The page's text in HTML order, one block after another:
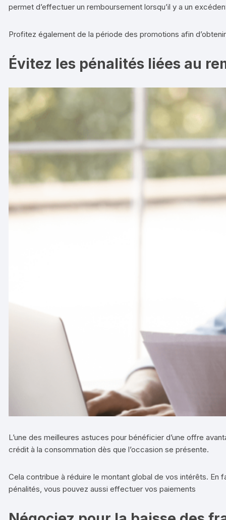
permet d’effectuer un remboursement lorsqu’il y a un
Profitez également de la période des promotions afin
Évitez les pénalités liées au
L’une des meilleures astuces pour bénéficier d’une offre
crédit à la consommation dès que l’occasion se présente.
Cela contribue à réduire le montant global de vos intérêts. En
pénalités, vous pouvez aussi effectuer vos paiements